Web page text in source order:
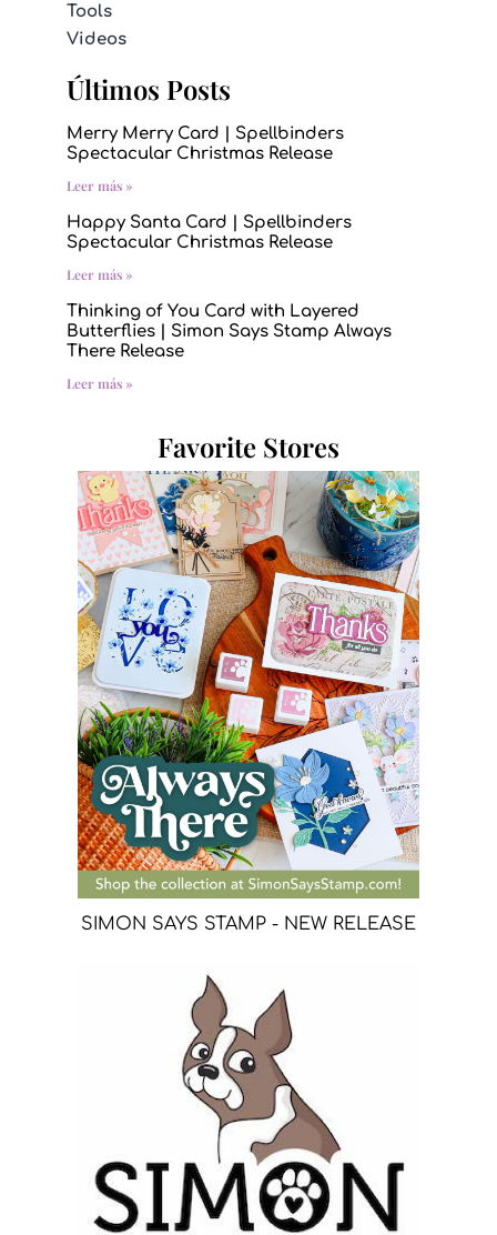
Tools
Videos
Últimos Posts
Merry Merry Card | Spellbinders
Spectacular Christmas Release
Leer más »
Happy Santa Card | Spellbinders
Spectacular Christmas Release
Leer más »
Thinking of You Card with Layered
Butterflies | Simon Says Stamp Always
There Release
Leer más »
Favorite Stores
SIMON SAYS STAMP - NEW RELEASE